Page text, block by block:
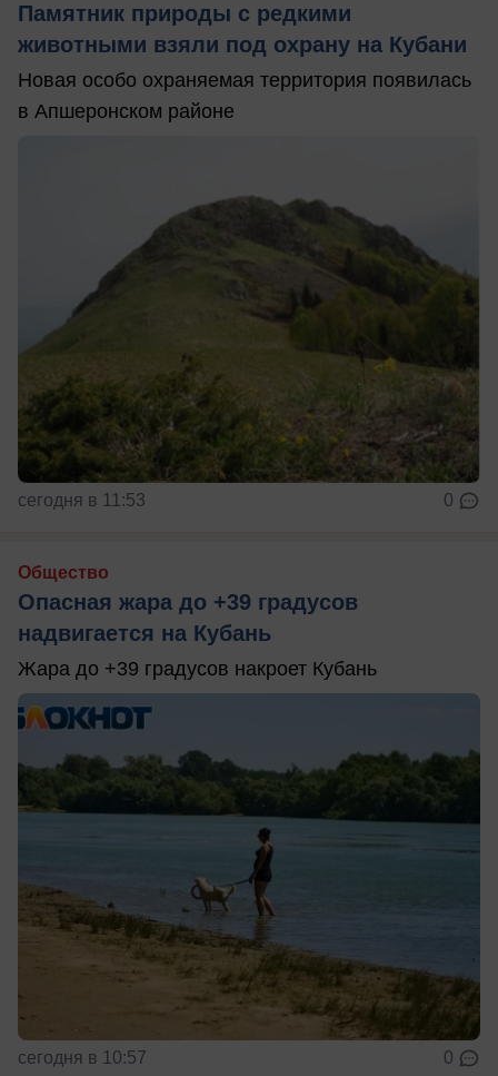
Памятник природы с редкими
животными взяли под охрану на Кубани
Новая особо охраняемая территория появилась
в Апшеронском районе
сегодня в 11:53 0
Общество
Опасная жара до +39 градусов
надвигается на Кубань
Жара до +39 градусов накроет Кубань
сегодня в 10:57 0